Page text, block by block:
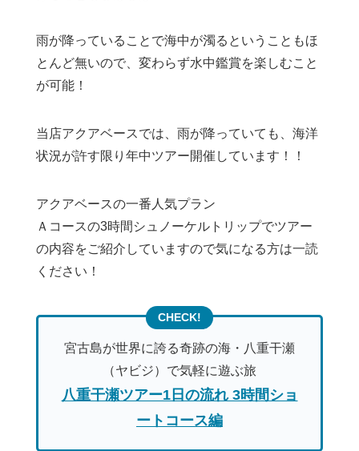
雨が降っていることで海中が濁るということもほ
とんど無いので、変わらず水中鑑賞を楽しむこと
が可能！
当店アクアベースでは、雨が降っていても、海洋
状況が許す限り年中ツアー開催しています！！
アクアベースの一番人気プラン
Ａコースの3時間シュノーケルトリップでツアー
の内容をご紹介していますので気になる方は一読
ください！
宮古島が世界に誇る奇跡の海・八重干瀬
（ヤビジ）で気軽に遊ぶ旅
八重干瀬ツアー1日の流れ 3時間ショ
ートコース編